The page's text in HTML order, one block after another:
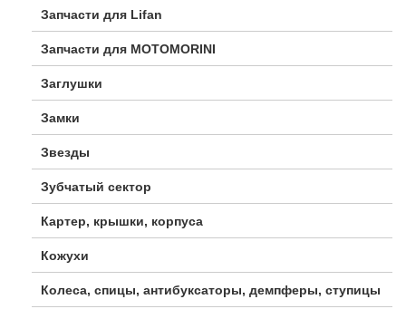
Запчасти для Lifan
Запчасти для MOTOMORINI
Заглушки
Замки
Звезды
Зубчатый сектор
Картер, крышки, корпуса
Кожухи
Колеса, спицы, антибуксаторы, демпферы, ступицы